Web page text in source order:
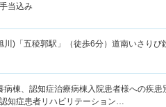
当込み
川)「五稜郭駅」（徒歩6分）道南いさりび
棟、認知症治療病棟入院患者様への疾患
知症患者リハビリテーション…